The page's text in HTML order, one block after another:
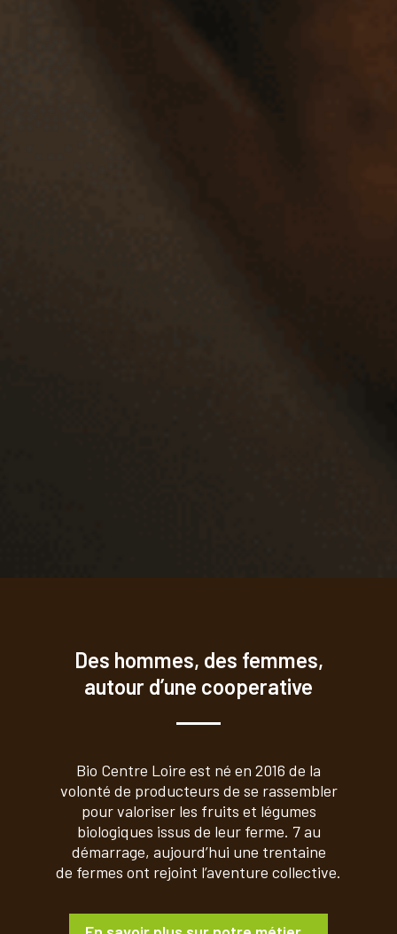
Des hommes, des femmes,
autour d’une cooperative
Bio Centre Loire est né en 2016 de la
volonté de producteurs de se rassembler
pour valoriser les fruits et légumes
biologiques issus de leur ferme. 7 au
démarrage, aujourd’hui une trentaine
de fermes ont rejoint l’aventure collective.